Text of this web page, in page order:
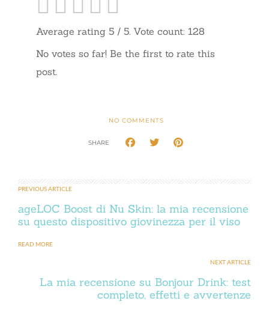
Average rating 5 / 5. Vote count: 128
No votes so far! Be the first to rate this
post.
NO COMMENTS
SHARE
PREVIOUS ARTICLE
ageLOC Boost di Nu Skin: la mia recensione
su questo dispositivo giovinezza per il viso
READ MORE
NEXT ARTICLE
La mia recensione su Bonjour Drink: test
completo, effetti e avvertenze